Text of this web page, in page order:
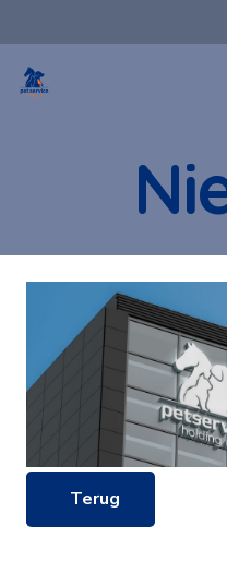
Terug